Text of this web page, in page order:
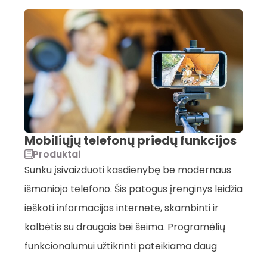
Mobiliųjų telefonų priedų funkcijos
Produktai
Sunku įsivaizduoti kasdienybę be modernaus
išmaniojo telefono. Šis patogus įrenginys leidžia
ieškoti informacijos internete, skambinti ir
kalbėtis su draugais bei šeima. Programėlių
funkcionalumui užtikrinti pateikiama daug